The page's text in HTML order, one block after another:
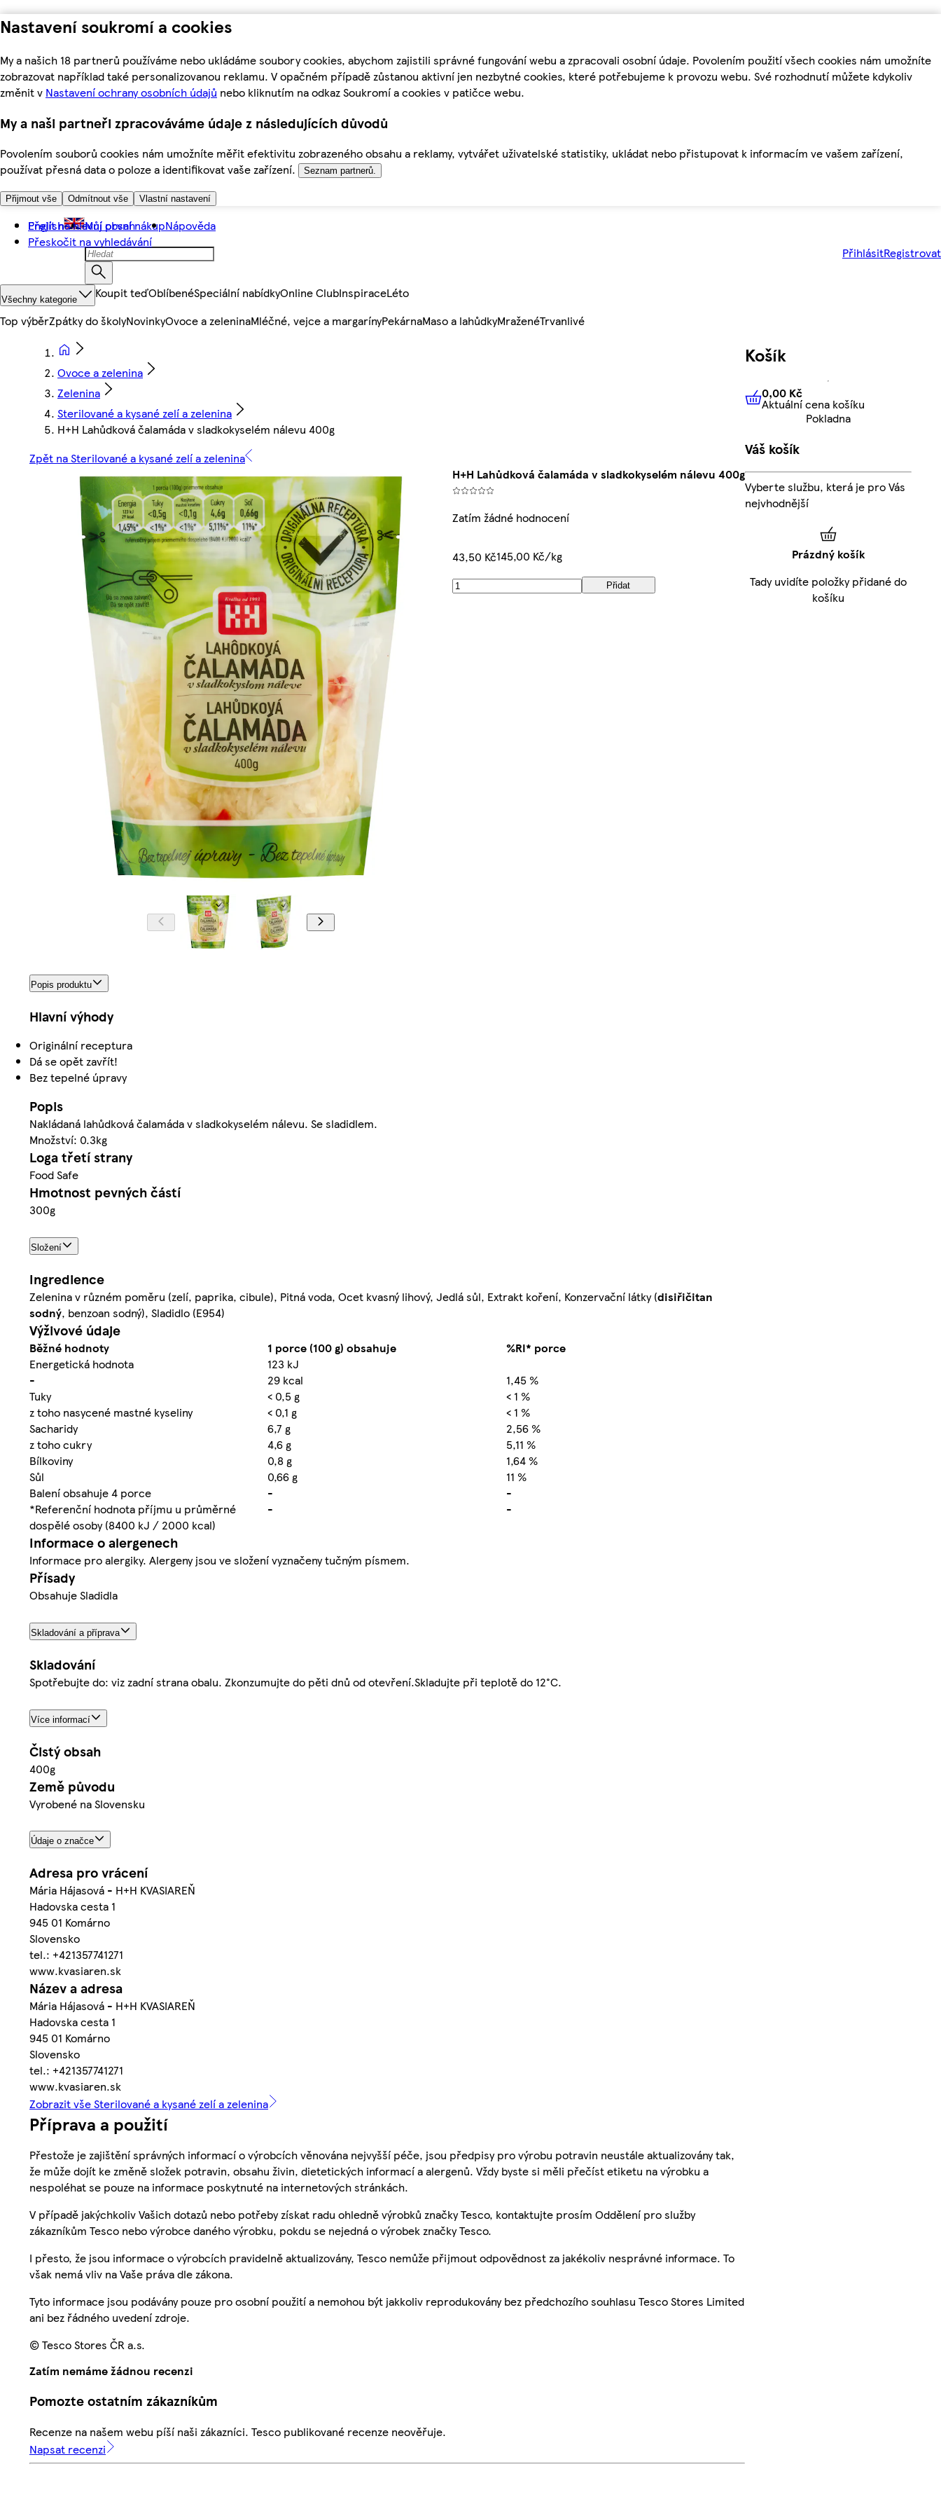
Nastavení soukromí a cookies
My a našich 18 partnerů používáme nebo ukládáme soubory cookies, abychom zajistili správné fungování webu a zpracovali osobní údaje. Povolením použití všech cookies nám umožníte
zobrazovat například také personalizovanou reklamu. V opačném případě zůstanou aktivní jen nezbytné cookies, které potřebujeme k provozu webu. Své rozhodnutí můžete kdykoliv
změnit v Nastavení ochrany osobních údajů nebo kliknutím na odkaz Soukromí a cookies v patičce webu.
My a naši partneři zpracováváme údaje z následujících důvodů
Povolením souborů cookies nám umožníte měřit efektivitu zobrazeného obsahu a reklamy, vytvářet uživatelské statistiky, ukládat nebo přistupovat k informacím ve vašem zařízení,
používat přesná data o poloze a identifikovat vaše zařízení.
Seznam partnerů.
Přijmout vše Odmítnout vše Vlastní nastavení
Přejít na hlavní obsah
Přeskočit na vyhledávání
English Můj první nákupNápověda
PřihlásitRegistrovat
Všechny kategorie Koupit teďOblíbenéSpeciální nabídkyOnline ClubInspiraceLéto
Top výběrZpátky do školyNovinkyOvoce a zeleninaMléčné, vejce a margarínyPekárnaMaso a lahůdkyMraženéTrvanlivé
Ovoce a zelenina
Zelenina
Sterilované a kysané zelí a zelenina
H+H Lahůdková čalamáda v sladkokyselém nálevu 400g
Zpět na Sterilované a kysané zelí a zelenina
H+H Lahůdková čalamáda v sladkokyselém nálevu 400g
Zatím žádné hodnocení
43,50 Kč145,00 Kč/kg
Přidat
Popis produktu
Hlavní výhody
Originální receptura
Dá se opět zavřít!
Bez tepelné úpravy
Popis
Nakládaná lahůdková čalamáda v sladkokyselém nálevu. Se sladidlem.
Množství: 0.3kg
Loga třetí strany
Food Safe
Hmotnost pevných částí
300g
Složení
Ingredience
Zelenina v různém poměru (zelí, paprika, cibule), Pitná voda, Ocet kvasný lihový, Jedlá sůl, Extrakt koření, Konzervační látky (disiřičitan
sodný, benzoan sodný), Sladidlo (E954)
Výživové údaje
Běžné hodnoty 1 porce (100 g) obsahuje
%RI* porce
Energetická hodnota
123 kJ
-
29 kcal
1,45 %
Tuky
< 0,5 g
< 1 %
z toho nasycené mastné kyseliny
< 0,1 g
< 1 %
Sacharidy
6,7 g
2,56 %
z toho cukry
4,6 g
5,11 %
Bílkoviny
0,8 g
1,64 %
Sůl
0,66 g
11 %
Balení obsahuje 4 porce
-
-
*Referenční hodnota příjmu u průměrné
dospělé osoby (8400 kJ / 2000 kcal)
- -
Informace o alergenech
Informace pro alergiky. Alergeny jsou ve složení vyznačeny tučným písmem.
Přísady
Obsahuje Sladidla
Skladování a příprava
Skladování
Spotřebujte do: viz zadní strana obalu. Zkonzumujte do pěti dnů od otevření.Skladujte při teplotě do 12°C.
Více informací
Čistý obsah
400g
Země původu
Vyrobené na Slovensku
Údaje o značce
Adresa pro vrácení
Mária Hájasová - H+H KVASIAREŇ
Hadovska cesta 1
945 01 Komárno
Slovensko
tel.: +421357741271
www.kvasiaren.sk
Název a adresa
Mária Hájasová - H+H KVASIAREŇ
Hadovska cesta 1
945 01 Komárno
Slovensko
tel.: +421357741271
www.kvasiaren.sk
Zobrazit vše Sterilované a kysané zelí a zelenina
Příprava a použití
Přestože je zajištění správných informací o výrobcích věnována nejvyšší péče, jsou předpisy pro výrobu potravin neustále aktualizovány tak,
že může dojít ke změně složek potravin, obsahu živin, dietetických informací a alergenů. Vždy byste si měli přečíst etiketu na výrobku a
nespoléhat se pouze na informace poskytnuté na internetových stránkách.
V případě jakýchkoliv Vašich dotazů nebo potřeby získat radu ohledně výrobků značky Tesco, kontaktujte prosím Oddělení pro služby
zákazníkům Tesco nebo výrobce daného výrobku, pokdu se nejedná o výrobek značky Tesco.
I přesto, že jsou informace o výrobcích pravidelně aktualizovány, Tesco nemůže přijmout odpovědnost za jakékoliv nesprávné informace. To
však nemá vliv na Vaše práva dle zákona.
Tyto informace jsou podávány pouze pro osobní použití a nemohou být jakkoliv reprodukovány bez předchozího souhlasu Tesco Stores Limited
ani bez řádného uvedení zdroje.
© Tesco Stores ČR a.s.
Zatím nemáme žádnou recenzi
Pomozte ostatním zákazníkům
Recenze na našem webu píší naši zákazníci. Tesco publikované recenze neověřuje.
Napsat recenzi
Košík
0,00 KčAktuální cena košíku
0,00 Kč
Aktuální cena košíku
Pokladna
Váš košík
Vyberte službu, která je pro Vás
nejvhodnější
Prázdný košík
Tady uvidíte položky přidané do
košíku